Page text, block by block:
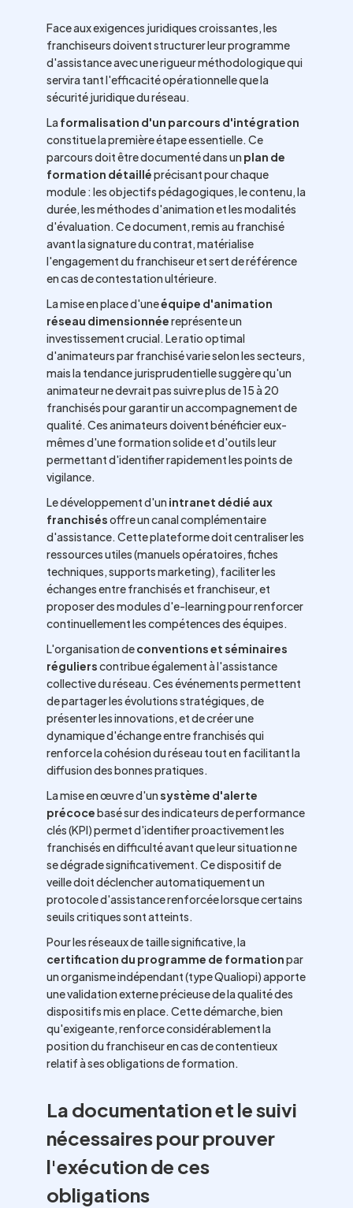
Face aux exigences juridiques croissantes, les
franchiseurs doivent structurer leur programme
d'assistance avec une rigueur méthodologique qui
servira tant l'efficacité opérationnelle que la
sécurité juridique du réseau.
La formalisation d'un parcours d'intégration
constitue la première étape essentielle. Ce
parcours doit être documenté dans un plan de
formation détailléprécisant pour chaque
module : les objectifs pédagogiques, le contenu, la
durée, les méthodes d'animation et les modalités
d'évaluation. Ce document, remis au franchisé
avant la signature du contrat, matérialise
l'engagement du franchiseur et sert de référence
en cas de contestation ultérieure.
La mise en place d'uneéquipe d'animation
réseau dimensionnéereprésente un
investissement crucial. Le ratio optimal
d'animateurs par franchisé varie selon les secteurs,
mais la tendance jurisprudentielle suggère qu'un
animateur ne devrait pas suivre plus de 15 à 20
franchisés pour garantir un accompagnement de
qualité. Ces animateurs doivent bénéficier eux-
mêmes d'une formation solide et d'outils leur
permettant d'identifier rapidement les points de
vigilance.
Le développement d'un intranet dédié aux
franchisésoffre un canal complémentaire
d'assistance. Cette plateforme doit centraliser les
ressources utiles (manuels opératoires, fiches
techniques, supports marketing), faciliter les
échanges entre franchisés et franchiseur, et
proposer des modules d'e-learning pour renforcer
continuellement les compétences des équipes.
L'organisation deconventions et séminaires
régulierscontribue également à l'assistance
collective du réseau. Ces événements permettent
de partager les évolutions stratégiques, de
présenter les innovations, et de créer une
dynamique d'échange entre franchisés qui
renforce la cohésion du réseau tout en facilitant la
diffusion des bonnes pratiques.
La mise en œuvre d'unsystème d'alerte
précocebasé sur des indicateurs de performance
clés (KPI) permet d'identifier proactivement les
franchisés en difficulté avant que leur situation ne
se dégrade significativement. Ce dispositif de
veille doit déclencher automatiquement un
protocole d'assistance renforcée lorsque certains
seuils critiques sont atteints.
Pour les réseaux de taille significative, la
certification du programme de formationpar
un organisme indépendant (type Qualiopi) apporte
une validation externe précieuse de la qualité des
dispositifs mis en place. Cette démarche, bien
qu'exigeante, renforce considérablement la
position du franchiseur en cas de contentieux
relatif à ses obligations de formation.
La documentation et le suivi
nécessaires pour prouver
l'exécution de ces
obligations